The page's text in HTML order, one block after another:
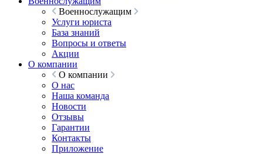
Военнослужащим
Услуги юриста
База знаний
Вопросы и ответы
Акции
О компании
О компании
О нас
Наша команда
Новости
Отзывы
Гарантии
Контакты
Приложение